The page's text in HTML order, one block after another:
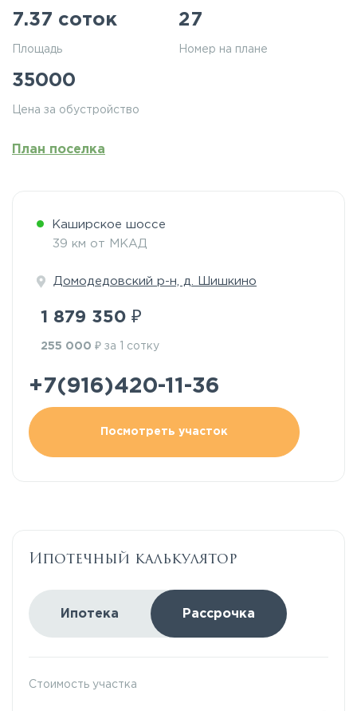
7.37 соток
Площадь
27
Номер на плане
35000
Цена за обустройство
План поселка
Каширское шоссе
39 км от МКАД
Домодедовский р-н, д. Шишкино
1 879 350 ₽
255 000 ₽ за 1 сотку
+7(916)420-11-36
Посмотреть участок
Ипотечный калькулятор
Ипотека Рассрочка
Стоимость участка